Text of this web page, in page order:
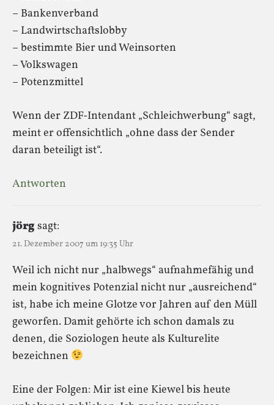
– Bankenverband
– Landwirtschaftslobby
– bestimmte Bier und Weinsorten
– Volkswagen
– Potenzmittel
Wenn der ZDF-Intendant „Schleichwerbung“ sagt,
meint er offensichtlich „ohne dass der Sender
daran beteiligt ist“.
Antworten
jörgsagt:
21. Dezember 2007 um 19:35 Uhr
Weil ich nicht nur „halbwegs“ aufnahmefähig und
mein kognitives Potenzial nicht nur „ausreichend“
ist, habe ich meine Glotze vor Jahren auf den Müll
geworfen. Damit gehörte ich schon damals zu
denen, die Soziologen heute als Kulturelite
bezeichnen
Eine der Folgen: Mir ist eine Kiewel bis heute